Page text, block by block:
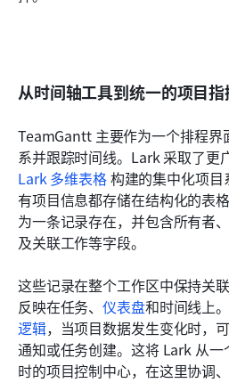
从时间轴工具到统一的项目
TeamGantt 主要作为一个排程界
Lark 多维表格 构建的集中化项目
有项目信息都存储在结构化的表
为一条记录存在，并包含所有者
及关联工作等字段。
这些记录在整个工作区中保持关
反映在任务、仪表盘和时间线上。
逻辑，当项目数据发生变化时，
通知或任务创建。这将 Lark 从
时的项目控制中心，在这里协调